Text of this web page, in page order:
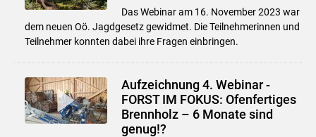
Das Webinar am 16. November 2023 war
dem neuen Oö. Jagdgesetz gewidmet. Die Teilnehmerinnen und
Teilnehmer konnten dabei ihre Fragen einbringen.
Aufzeichnung 4. Webinar -
FORST IM FOKUS: Ofenfertiges
Brennholz – 6 Monate sind
genug!?